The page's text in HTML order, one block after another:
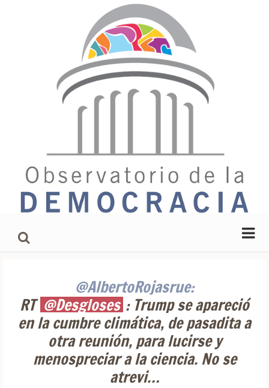
@AlbertoRojasrue:
RT @Desgloses : Trump se apareció
en la cumbre climática, de pasadita a
otra reunión, para lucirse y
menospreciar a la ciencia. No se
atrevi…